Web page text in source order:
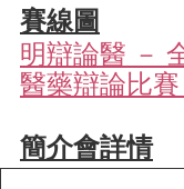
賽線圖
明辯論醫 －
醫藥辯論比
簡介會詳情